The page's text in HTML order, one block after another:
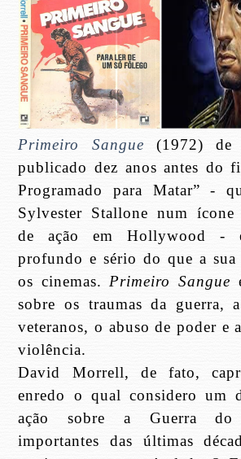
Primeiro Sangue (1972) de
publicado dez anos antes do
Programado para Matar” -
Sylvester Stallone num ícone
de ação em Hollywood -
profundo e sério do que a sua
os cinemas. Primeiro Sangue
sobre os traumas da guerra,
veteranos, o abuso de poder e
violência.
David Morrell, de fato,
enredo o qual considero um
ação sobre a Guerra do
importantes das últimas